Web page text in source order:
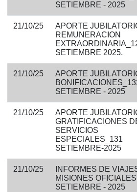
SETIEMBRE - 2025
21/10/25
APORTE
REMUNERACION
SETIEMBRE 2025.
21/10/25
APORTE
SETIEMBRE - 2025
21/10/25
APORTE
GRATIFICACIONES
SERVICIOS
ESPECIALES_131
SETIEMBRE-2025
21/10/25
INFORMES DE
MISIONES OFICIALES
SETIEMBRE - 2025